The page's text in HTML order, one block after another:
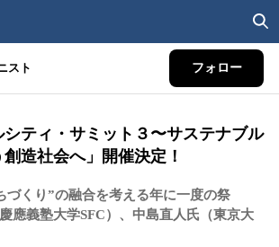
スト フォロー
シティ・サミット３〜サステナブル
造社会へ」開催決定！
づくり”の融合を考える年に一度の祭
應義塾大学SFC）、中島直人氏（東京大